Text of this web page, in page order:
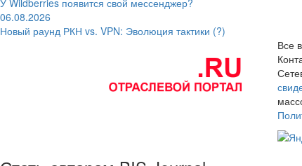
У Wildberries появится свой мессенджер?
06.08.2026
Новый раунд РКН vs. VPN: Эволюция тактики (?)
Все